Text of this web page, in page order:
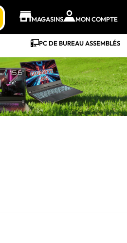
MAGASINS MON COMPTE
PC DE BUREAU ASSEMBLÉS